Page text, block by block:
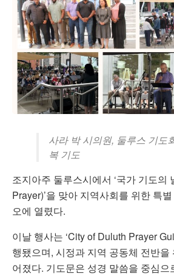
사라 박 시의원, 둘루스 기도
복 기도
조지아주 둘루스시에서 ‘국가 기도의
Prayer)’을 맞아 지역사회를 위한 특
오에 열렸다.
이날 행사는 ‘City of Duluth Prayer
행됐으며, 시정과 지역 공동체 전반을
어졌다. 기도문은 성경 말씀을 중심으